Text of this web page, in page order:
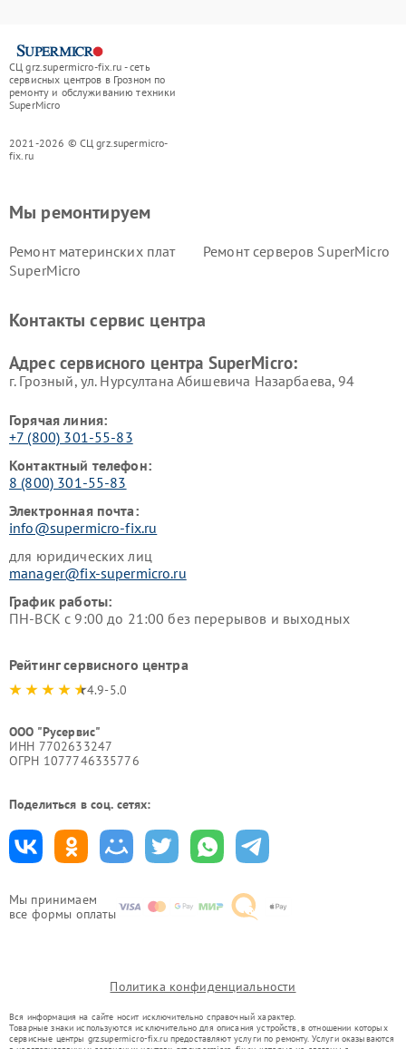
СЦ grz.supermicro-fix.ru - сеть
сервисных центров в Грозном по
ремонту и обслуживанию техники
SuperMicro
2021-2026 © СЦ grz.supermicro-
fix.ru
Мы принимаем
все формы оплаты
Мы ремонтируем
Ремонт материнских плат
SuperMicro
Ремонт серверов SuperMicro
Контакты сервис центра
Адрес сервисного центра SuperMicro:
г. Грозный, ул. Нурсултана Абишевича Назарбаева, 94
Горячая линия:
+7 (800) 301-55-83
Контактный телефон:
8 (800) 301-55-83
Электронная почта:
info@supermicro-fix.ru
для юридических лиц
manager@fix-supermicro.ru
График работы:
ПН-ВСК с 9:00 до 21:00 без перерывов и выходных
Рейтинг сервисного центра
4.9-5.0
ООО "Русервис"
ИНН 7702633247
ОГРН 1077746335776
Поделиться в соц. сетях:
Политика конфиденциальности
Вся информация на сайте носит исключительно справочный характер.
Товарные знаки используются исключительно для описания устройств, в отношении которых
сервисные центры grz.supermicro-fix.ru предоставляют услуги по ремонту. Услуги оказываются